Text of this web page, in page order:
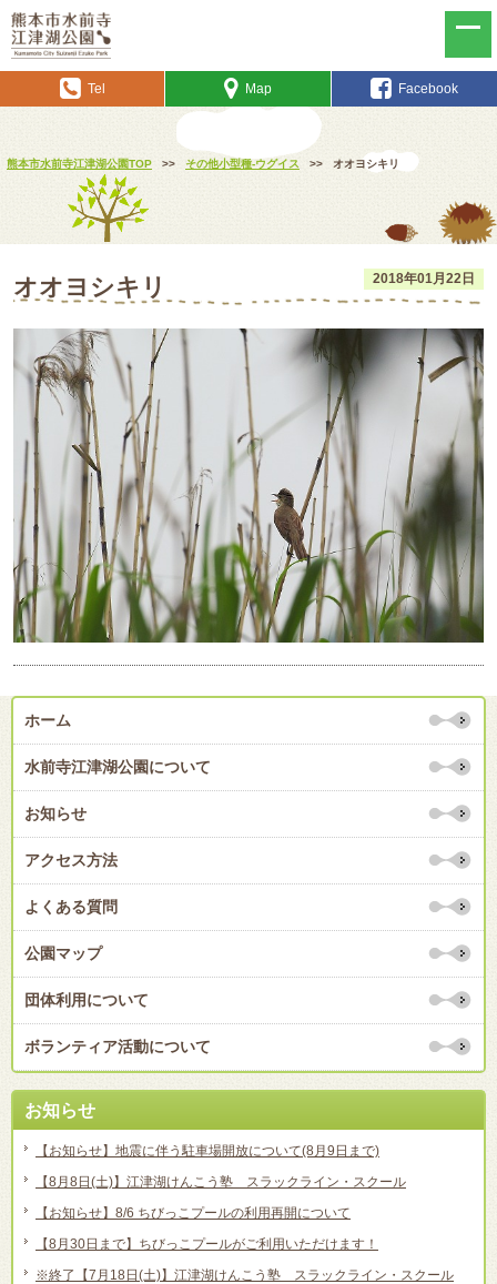
Tel Map Facebook
熊本市水前寺江津湖公園TOP >> その他小型種-ウグイス >> オオヨシキリ
2018年01月22日
オオヨシキリ
ホーム
水前寺江津湖公園について
お知らせ
アクセス方法
よくある質問
公園マップ
団体利用について
ボランティア活動について
お知らせ
【お知らせ】地震に伴う駐車場開放について(8月9日まで)
【8月8日(土)】江津湖けんこう塾 スラックライン・スクール
【お知らせ】8/6 ちびっこプールの利用再開について
【8月30日まで】ちびっこプールがご利用いただけます！
※終了【7月18日(土)】江津湖けんこう塾 スラックライン・スクール